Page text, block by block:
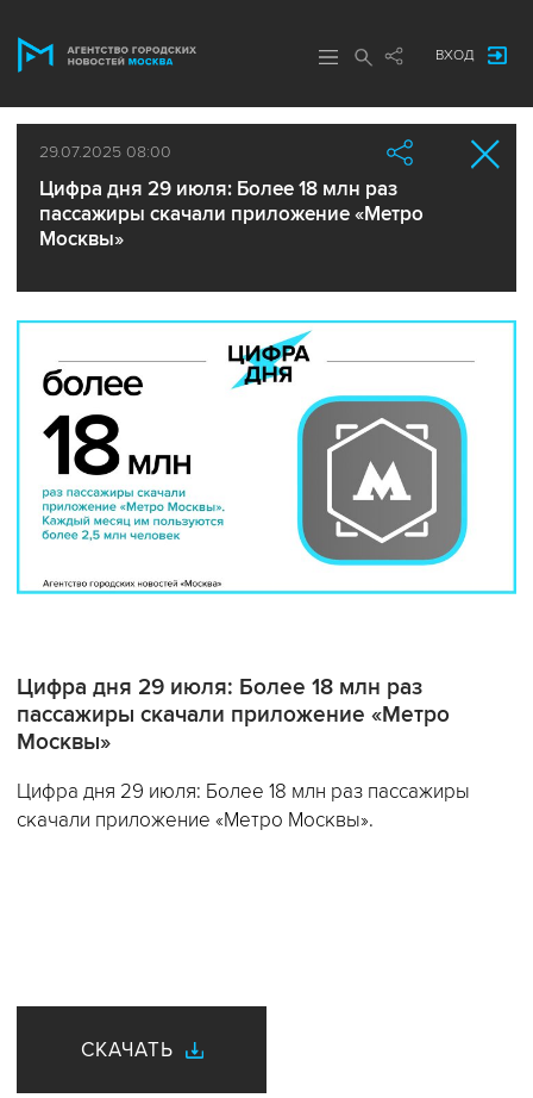
ВХОД
29.07.2025 08:00
Цифра дня 29 июля: Более 18 млн раз
пассажиры скачали приложение «Метро
Москвы»
Цифра дня 29 июля: Более 18 млн раз
пассажиры скачали приложение «Метро
Москвы»
Цифра дня 29 июля: Более 18 млн раз пассажиры
скачали приложение «Метро Москвы».
СКАЧАТЬ